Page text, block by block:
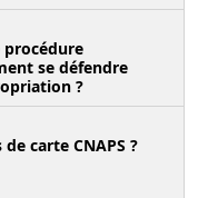
procédure
se défendre
?
carte CNAPS ?